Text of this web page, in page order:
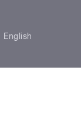
English